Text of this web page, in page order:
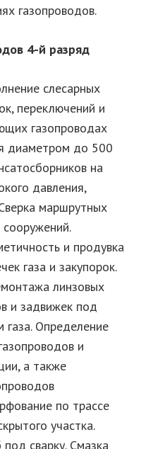
газопроводов.
4-й разряд
слесарных
переключений и
газопроводах
диаметром до 500
на
давления,
маршрутных
и продувка
газа и закупорок.
линзовых
и задвижек под
Определение
и
а также
по трассе
участка.
сварку. Смазка